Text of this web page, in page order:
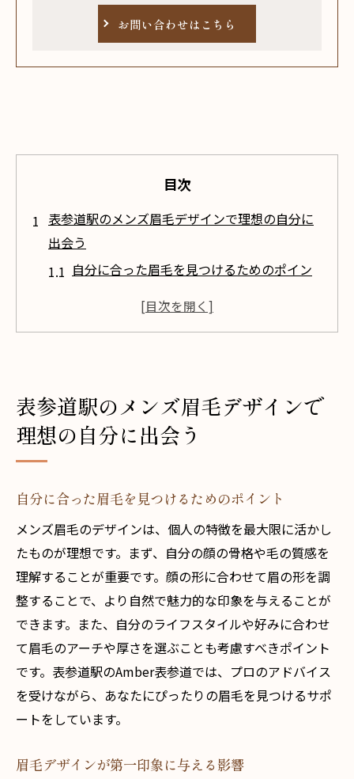
お問い合わせはこちら
目次
表参道駅のメンズ眉毛デザインで理想の自分に
出会う
自分に合った眉毛を見つけるためのポイン
眉毛デザインが第一印象に与える影響
ル
サロン選びで重視するべき3つのポイント
体験者の声から学ぶ眉毛デザインの成功例
に
Amber表参道の施術メニュー紹介
プロが提案するトレンド眉毛スタイル
個別カウンセリングで納得の仕上がりへ
施術の流れと注意点
リピートしたくなるサロンサービスの秘密
お客様の声からみるAmber表参道の人気の
理由
プロのアドバイスで自信を持てるメンズ眉毛へ
自宅でできるメンテナンス術
表参道駅のメンズ眉毛デザインで
理想の自分に出会う
自分に合った眉毛を見つけるためのポイント
メンズ眉毛のデザインは、個人の特徴を最大限に活かし
たものが理想です。まず、自分の顔の骨格や毛の質感を
理解することが重要です。顔の形に合わせて眉の形を調
整することで、より自然で魅力的な印象を与えることが
できます。また、自分のライフスタイルや好みに合わせ
て眉毛のアーチや厚さを選ぶことも考慮すべきポイント
です。表参道駅のAmber表参道では、プロのアドバイス
を受けながら、あなたにぴったりの眉毛を見つけるサポ
ートをしています。
眉毛デザインが第一印象に与える影響